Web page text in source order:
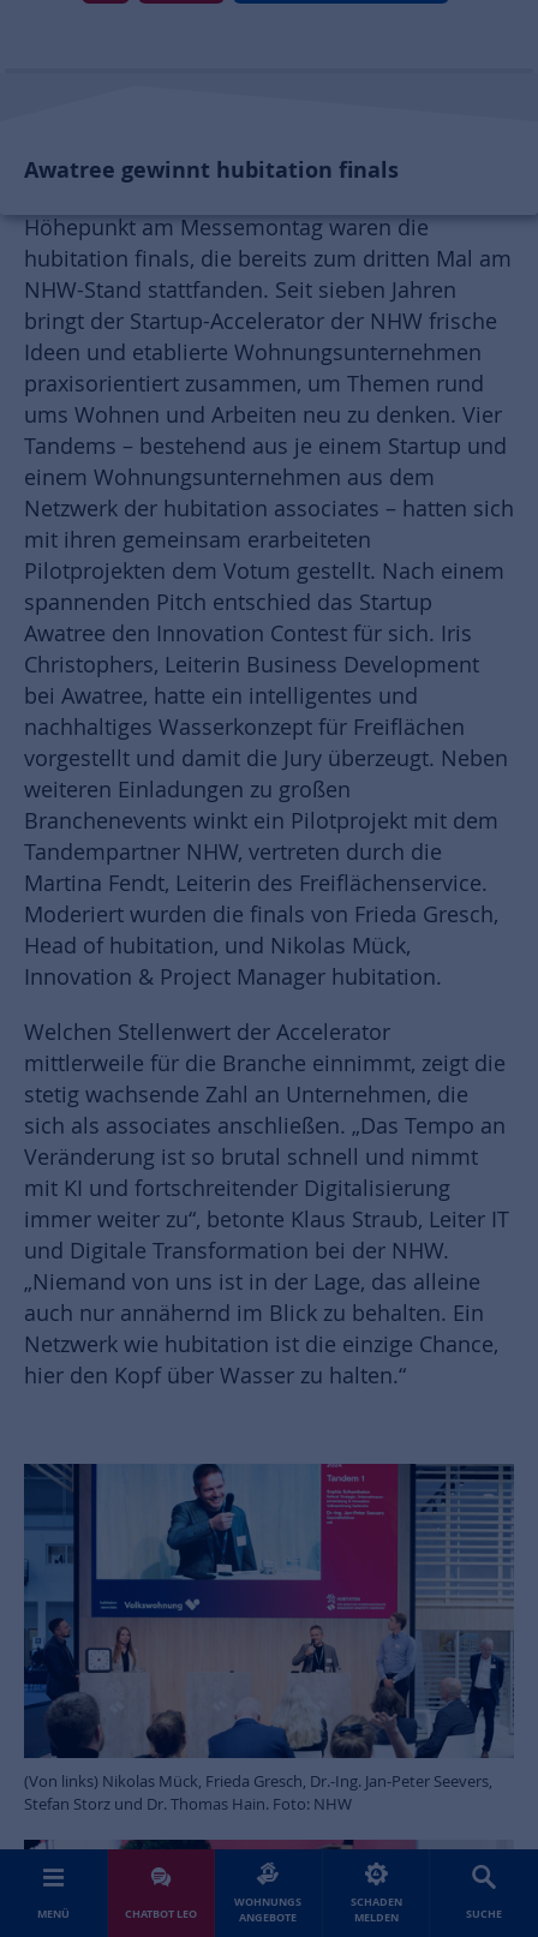
MENÜ CHATBOT LEO
WOHNUNGS
ANGEBOTE
SCHADEN
MELDEN
SUCHE
Awatree gewinnt hubitation finals
Höhepunkt am Messemontag waren die
hubitation finals, die bereits zum dritten Mal am
NHW-Stand stattfanden. Seit sieben Jahren
bringt der Startup-Accelerator der NHW frische
Ideen und etablierte Wohnungsunternehmen
praxisorientiert zusammen, um Themen rund
ums Wohnen und Arbeiten neu zu denken. Vier
Tandems – bestehend aus je einem Startup und
einem Wohnungsunternehmen aus dem
Netzwerk der hubitation associates – hatten sich
mit ihren gemeinsam erarbeiteten
Pilotprojekten dem Votum gestellt. Nach einem
spannenden Pitch entschied das Startup
Awatree den Innovation Contest für sich. Iris
Christophers, Leiterin Business Development
bei Awatree, hatte ein intelligentes und
nachhaltiges Wasserkonzept für Freiflächen
vorgestellt und damit die Jury überzeugt. Neben
weiteren Einladungen zu großen
Branchenevents winkt ein Pilotprojekt mit dem
Tandempartner NHW, vertreten durch die
Martina Fendt, Leiterin des Freiflächenservice.
Moderiert wurden die finals von Frieda Gresch,
Head of hubitation, und Nikolas Mück,
Innovation & Project Manager hubitation.
Welchen Stellenwert der Accelerator
mittlerweile für die Branche einnimmt, zeigt die
stetig wachsende Zahl an Unternehmen, die
sich als associates anschließen. „Das Tempo an
Veränderung ist so brutal schnell und nimmt
mit KI und fortschreitender Digitalisierung
immer weiter zu“, betonte Klaus Straub, Leiter IT
und Digitale Transformation bei der NHW.
„Niemand von uns ist in der Lage, das alleine
auch nur annähernd im Blick zu behalten. Ein
Netzwerk wie hubitation ist die einzige Chance,
hier den Kopf über Wasser zu halten.“
(Von links) Nikolas Mück, Frieda Gresch, Dr.-Ing. Jan-Peter Seevers,
Stefan Storz und Dr. Thomas Hain. Foto: NHW